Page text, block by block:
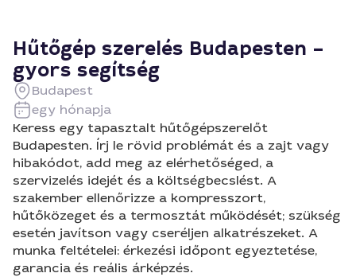
Hűtőgép szerelés Budapesten –
gyors segítség
Budapest
egy hónapja
Keress egy tapasztalt hűtőgépszerelőt
Budapesten. Írj le rövid problémát és a zajt vagy
hibakódot, add meg az elérhetőséged, a
szervizelés idejét és a költségbecslést. A
szakember ellenőrizze a kompresszort,
hűtőközeget és a termosztát működését; szükség
esetén javítson vagy cseréljen alkatrészeket. A
munka feltételei: érkezési időpont egyeztetése,
garancia és reális árképzés.